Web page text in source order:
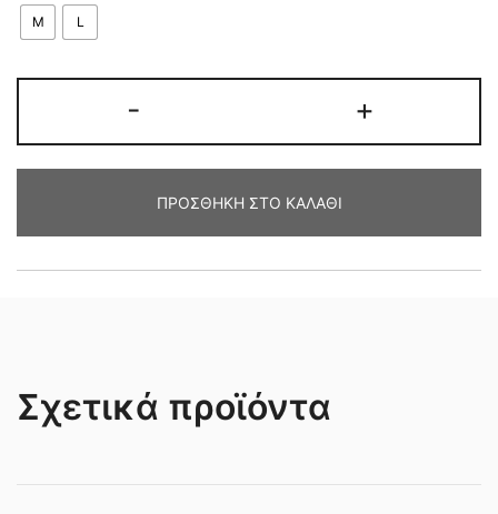
M L
-
ΑΛΕΠΟΥ
+
ΠΡΟΣΘΉΚΗ ΣΤΟ ΚΑΛΆΘΙ
Σχετικά προϊόντα